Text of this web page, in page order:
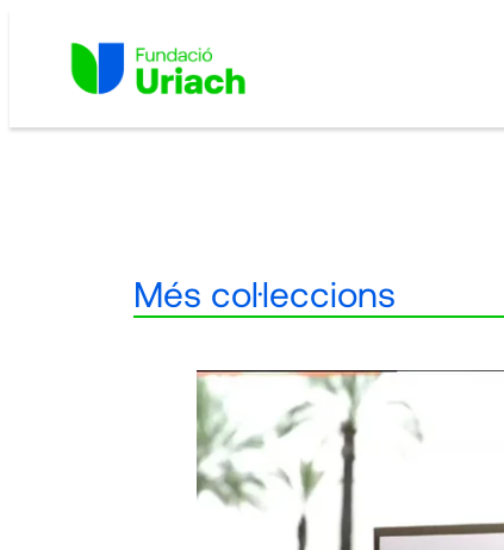
contingut
Més col·leccions